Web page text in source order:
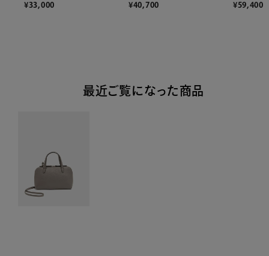
¥33,000 ¥40,700 ¥59,400
最近ご覧になった商品